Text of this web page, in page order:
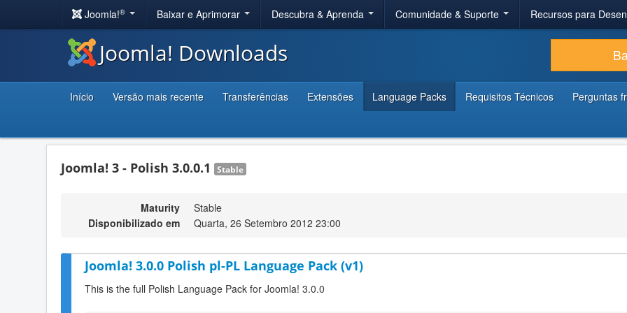
Joomla!® Baixar e Aprimorar Descubra & Aprenda Comunidade & Suporte Recursos para
Joomla! Downloads
Início Versão mais recente Transferências Extensões Language Packs Requisitos Técnicos Perguntas
Joomla! 3 - Polish 3.0.0.1 Stable
Maturity
Stable
Disponibilizado em
Quarta, 26 Setembro 2012 23:00
Joomla! 3.0.0 Polish pl-PL Language Pack (v1)
This is the full Polish Language Pack for Joomla! 3.0.0